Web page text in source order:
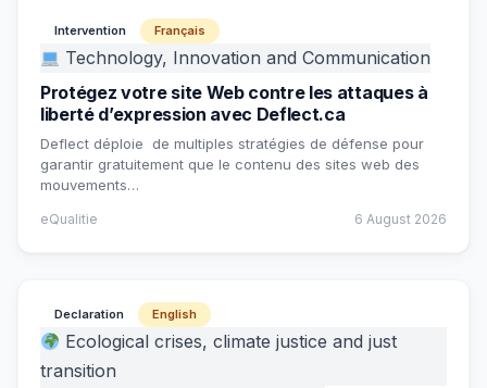
Intervention Français
Technology, Innovation and Communication
Protégez votre site Web contre les attaques à
liberté d’expression avec Deflect.ca
Deflect déploie de multiples stratégies de défense pour
garantir gratuitement que le contenu des sites web des
mouvements…
eQualitie 6 August 2026
Declaration English
Ecological crises, climate justice and just
transition